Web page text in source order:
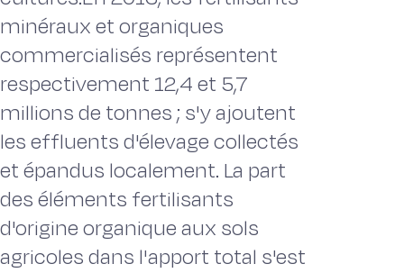
minéraux et organiques
commercialisés représentent
respectivement 12,4 et 5,7
millions de tonnes ; s'y ajoutent
les effluents d'élevage collectés
et épandus localement. La part
des éléments fertilisants
d'origine organique aux sols
agricoles dans l'apport total s'est